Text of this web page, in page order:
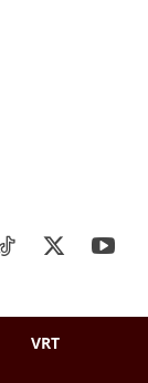
VRT